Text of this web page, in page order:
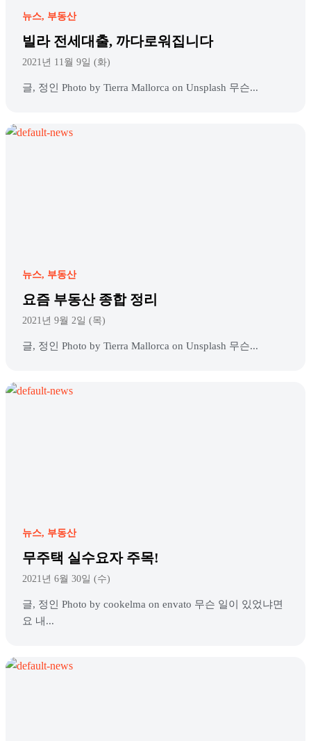
뉴스 부동산
빌라 전세대출, 까다로워집니다
2021년 11월 9일 (화)
글, 정인 Photo by Tierra Mallorca on Unsplash 무슨...
뉴스 부동산
요즘 부동산 종합 정리
2021년 9월 2일 (목)
글, 정인 Photo by Tierra Mallorca on Unsplash 무슨...
뉴스 부동산
무주택 실수요자 주목!
2021년 6월 30일 (수)
글, 정인 Photo by cookelma on envato 무슨 일이 있었냐면
요 내...